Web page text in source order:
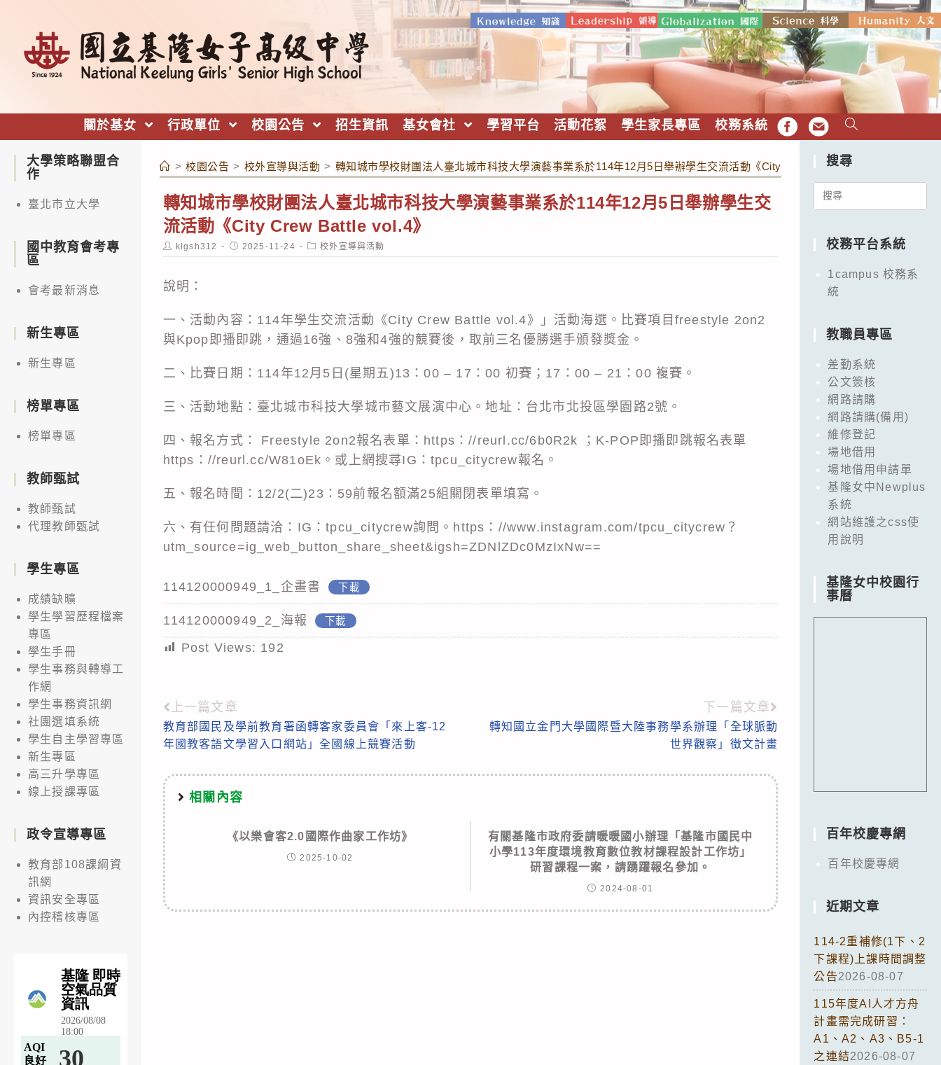
關於基女 行政單位 校園公告 招生資訊 基女會社 學習平台 活動花絮 學生家長專區 校務系統 FB EMAIL
> 校園公告 > 校外宣導與活動 > 轉知城市學校財團法人臺北城市科技大學演藝事業系於114年12月5日舉辦學生交流活動《City Crew Battle vol.4》
轉知城市學校財團法人臺北城市科技大學演藝事業系於114年12月5日舉辦學生交
流活動《City Crew Battle vol.4》
Post
author:
klgsh312
Post
published:
2025-11-24
Post
category:
校外宣導與活動
說明：
一、活動內容：114年學生交流活動《City Crew Battle vol.4》」活動海選。比賽項目freestyle 2on2
與Kpop即播即跳，通過16強、8強和4強的競賽後，取前三名優勝選手頒發獎金。
二、比賽日期：114年12月5日(星期五)13：00 – 17：00 初賽；17：00 – 21：00 複賽。
三、活動地點：臺北城市科技大學城市藝文展演中心。地址：台北市北投區學園路2號。
四、報名方式： Freestyle 2on2報名表單：https：//reurl.cc/6b0R2k ；K-POP即播即跳報名表單
https：//reurl.cc/W81oEk。或上網搜尋IG：tpcu_citycrew報名。
五、報名時間：12/2(二)23：59前報名額滿25組關閉表單填寫。
六、有任何問題請洽：IG：tpcu_citycrew詢問。https：//www.instagram.com/tpcu_citycrew？
utm_source=ig_web_button_share_sheet&igsh=ZDNlZDc0MzIxNw==
114120000949_1_企畫書 下載
114120000949_2_海報 下載
Post Views: 192
Read
more
上一篇文章
教育部國民及學前教育署函轉客家委員會「來上客-12
年國教客語文學習入口網站」全國線上競賽活動
下一篇文章
轉知國立金門大學國際暨大陸事務學系辦理「全球脈動
世界觀察」徵文計畫
相關內容
《以樂會客2.0國際作曲家工作坊》
2025-10-02
有關基隆市政府委請暖暖國小辦理「基隆市國民中
小學113年度環境教育數位教材課程設計工作坊」
研習課程一案，請踴躍報名參加。
2024-08-01
大學策略聯盟合
作
臺北市立大學
國中教育會考專
區
會考最新消息
新生專區
新生專區
榜單專區
榜單專區
教師甄試
教師甄試
代理教師甄試
學生專區
成績缺曠
學生學習歷程檔案
專區
學生手冊
學生事務與轉導工
作網
學生事務資訊網
社團選填系統
學生自主學習專區
新生專區
高三升學專區
線上授課專區
政令宣導專區
教育部108課綱資
訊網
資訊安全專區
內控稽核專區
搜尋
Search
校務平台系統
1campus 校務系
統
教職員專區
差勤系統
公文簽核
網路請購
網路請購(備用)
維修登記
場地借用
場地借用申請單
基隆女中Newplus
系統
網站維護之css使
用說明
基隆女中校園行
事曆
百年校慶專網
百年校慶專網
近期文章
114-2重補修(1下、2
下課程)上課時間調整
公告2026-08-07
115年度AI人才方舟
計畫需完成研習：
A1、A2、A3、B5-1
之連結2026-08-07